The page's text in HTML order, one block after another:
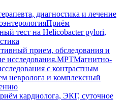
диагностика и лечение
Приём
тест на Helicobacter pylori,
прием, обследования и
исследования.МРТМагнитно-
с контрастным
невролога и комплексный
кардиолога, ЭКГ, суточное